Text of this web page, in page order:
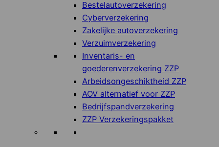
Bestelautoverzekering
Cyberverzekering
Zakelijke autoverzekering
Verzuimverzekering
Inventaris- en
goederenverzekering ZZP
Arbeidsongeschiktheid ZZP
AOV alternatief voor ZZP
Bedrijfspandverzekering
ZZP Verzekeringspakket